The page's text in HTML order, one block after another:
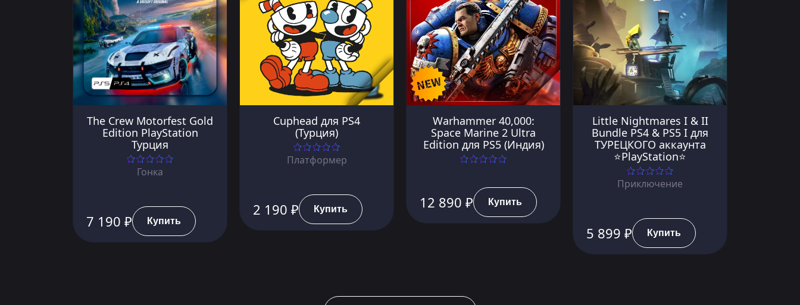
The Crew Motorfest Gold
Edition PlayStation
Турция
Гонка
7 190 ₽ Купить
Cuphead для PS4
(Турция)
Платформер
2 190 ₽ Купить
Warhammer 40,000:
Space Marine 2 Ultra
Edition для PS5 (Индия)
12 890 ₽ Купить
Little Nightmares I & II
Bundle PS4 & PS5 I для
ТУРЕЦКОГО аккаунта
⭐PlayStation⭐
Приключение
5 899 ₽ Купить